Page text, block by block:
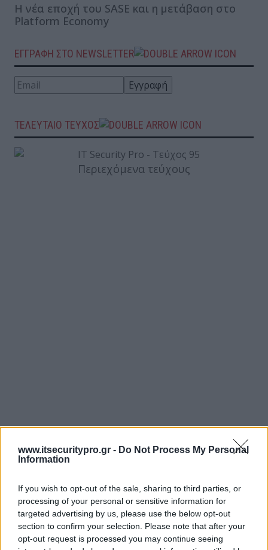
www.itsecuritypro.gr - Do Not Process My Personal
Information
If you wish to opt-out of the sale, sharing to third parties, or
processing of your personal or sensitive information for
targeted advertising by us, please use the below opt-out
section to confirm your selection. Please note that after your
opt-out request is processed you may continue seeing
Η νέα εποχή του SASE και η μετάβαση στο
Platform Economy
ΕΓΓΡΑΦΗ ΣΤΟ NEWSLETTER
ΤΕΛΕΥΤΑΙΟ ΤΕΥΧΟΣ
Περιεχόμενα τεύχους